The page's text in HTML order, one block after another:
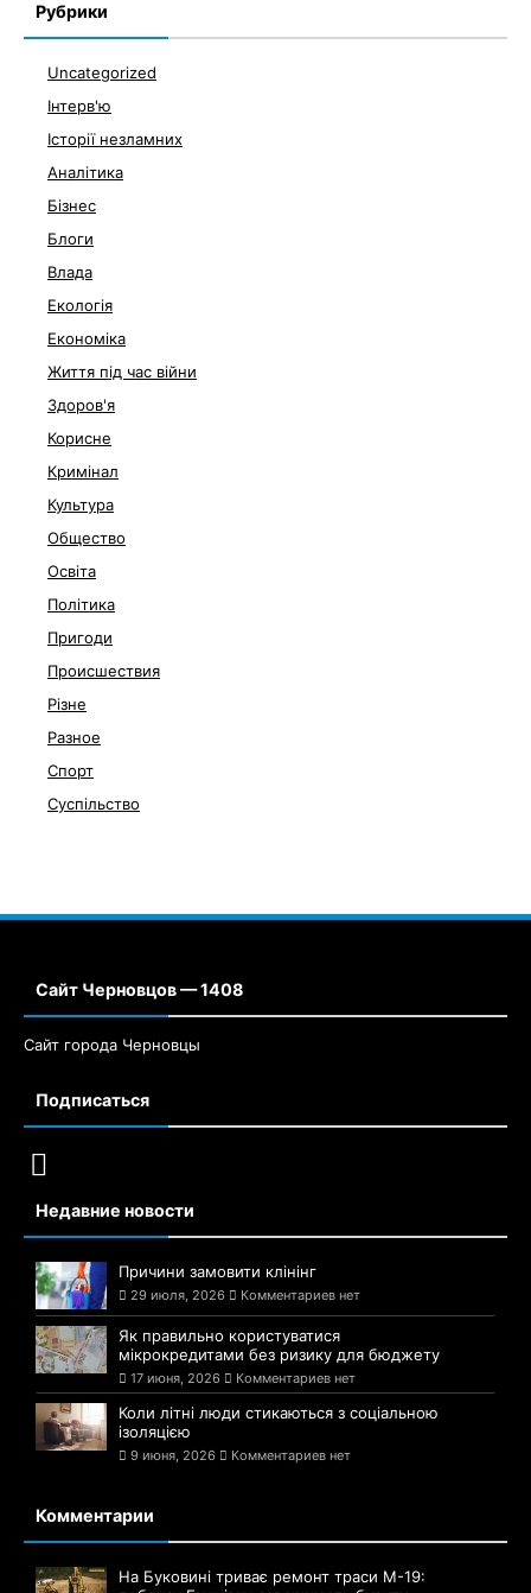
Рубрики
Uncategorized
Інтерв'ю
Історії незламних
Аналітика
Бізнес
Блоги
Влада
Екологія
Економіка
Життя під час війни
Здоров'я
Корисне
Кримінал
Культура
Общество
Освіта
Політика
Пригоди
Происшествия
Різне
Разное
Спорт
Суспільство
Сайт Черновцов — 1408
Сайт города Черновцы
Подписаться
Недавние новости
Причини замовити клінінг
29 июля, 2026 Комментариев нет
Як правильно користуватися
мікрокредитами без ризику для бюджету
17 июня, 2026 Комментариев нет
Коли літні люди стикаються з соціальною
ізоляцією
9 июня, 2026 Комментариев нет
Комментарии
На Буковині триває ремонт траси М-19: